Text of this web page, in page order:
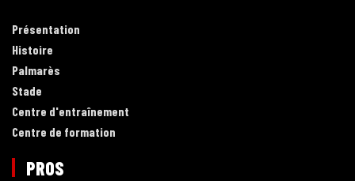
Présentation
Histoire
Palmarès
Stade
Centre d'entraînement
Centre de formation
PROS